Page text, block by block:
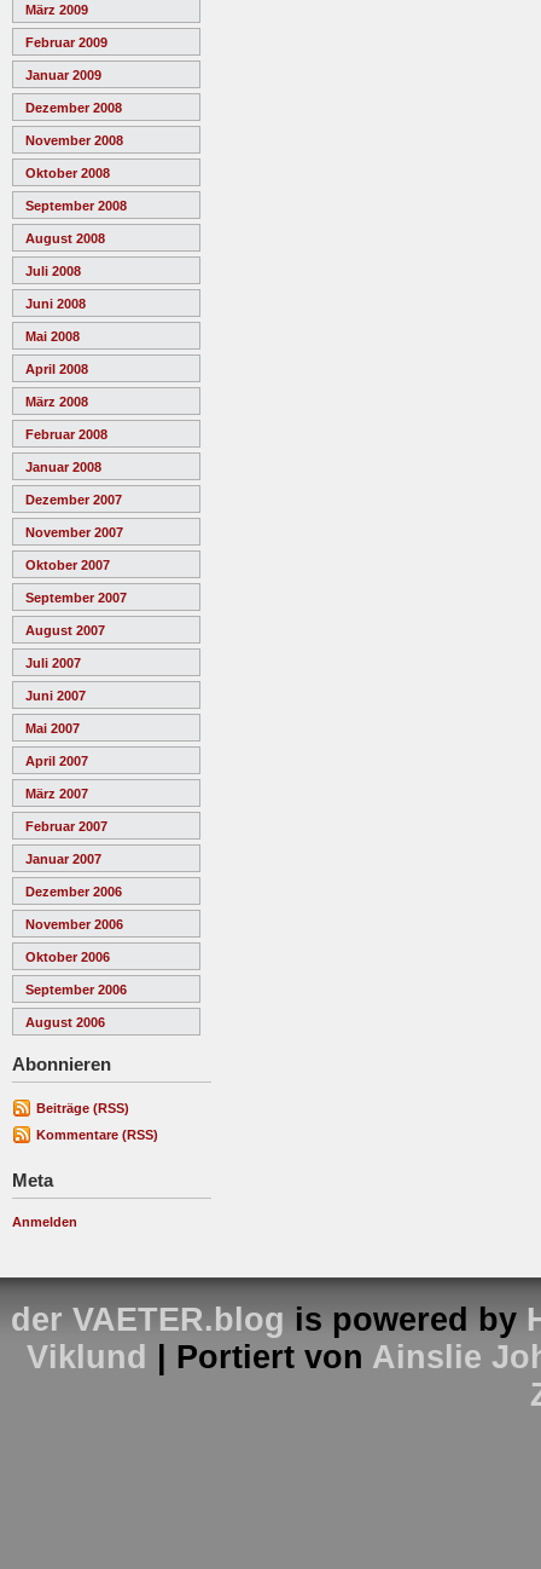
März 2009
Februar 2009
Januar 2009
Dezember 2008
November 2008
Oktober 2008
September 2008
August 2008
Juli 2008
Juni 2008
Mai 2008
April 2008
März 2008
Februar 2008
Januar 2008
Dezember 2007
November 2007
Oktober 2007
September 2007
August 2007
Juli 2007
Juni 2007
Mai 2007
April 2007
März 2007
Februar 2007
Januar 2007
Dezember 2006
November 2006
Oktober 2006
September 2006
August 2006
Abonnieren
Beiträge (RSS)
Kommentare (RSS)
Meta
Anmelden
der VAETER.blog is powered by
Viklund
| Portiert von Ainslie